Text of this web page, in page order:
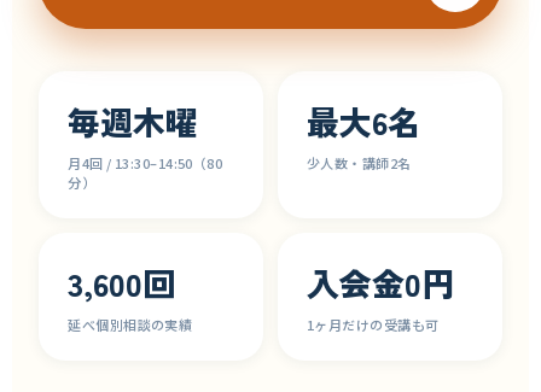
毎週木曜
月4回 / 13:30–14:50（80
分）
最大6名
少人数・講師2名
3,600回
延べ個別相談の実績
入会金0円
1ヶ月だけの受講も可